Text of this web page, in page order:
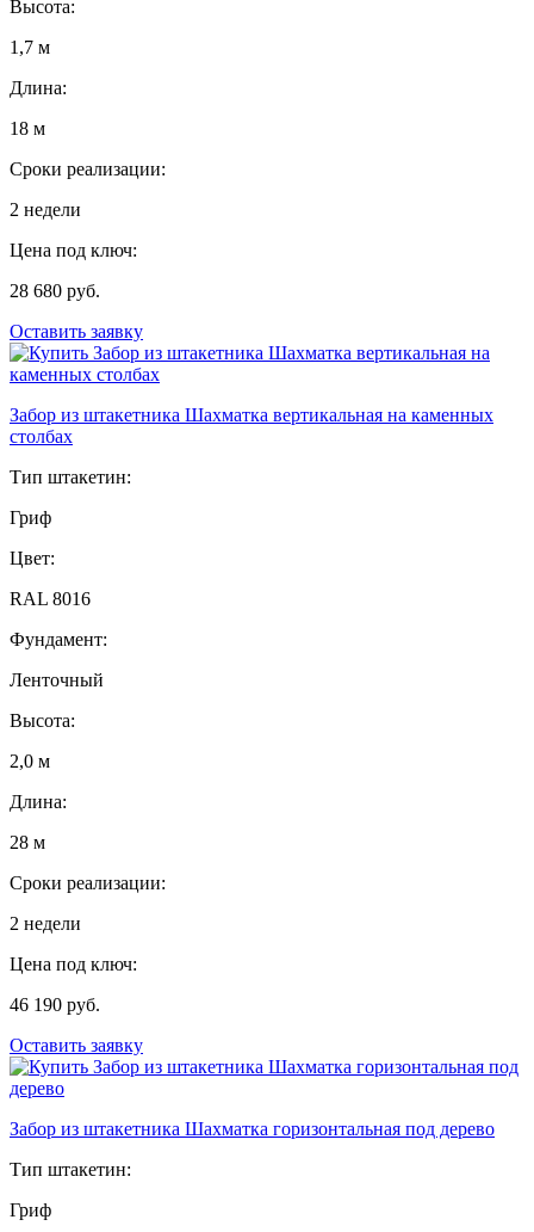
Высота:
1,7 м
Длина:
18 м
Сроки реализации:
2 недели
Цена под ключ:
28 680 руб.
Оставить заявку
Забор из штакетника Шахматка вертикальная на каменных
столбах
Тип штакетин:
Гриф
Цвет:
RAL 8016
Фундамент:
Ленточный
Высота:
2,0 м
Длина:
28 м
Сроки реализации:
2 недели
Цена под ключ:
46 190 руб.
Оставить заявку
Забор из штакетника Шахматка горизонтальная под дерево
Тип штакетин:
Гриф